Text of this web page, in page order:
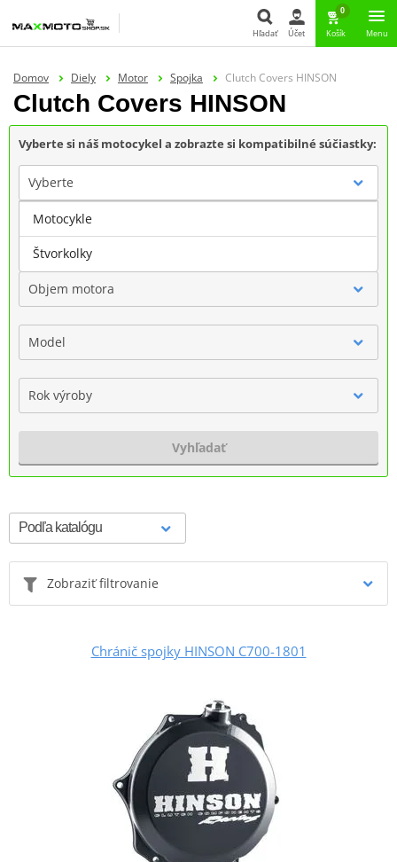
Hľadať
Hľadať Účet
0
Košík Menu
Domov Diely Motor Spojka Clutch Covers HINSON
Clutch Covers HINSON
Vyberte si náš motocykel a zobrazte si kompatibilné súčiastky:
Vyberte
Značka
Objem motora
Model
Rok výroby
Vyhľadať
Zobraziť filtrovanie
Chránič spojky HINSON C700-1801
Motocykle
Štvorkolky